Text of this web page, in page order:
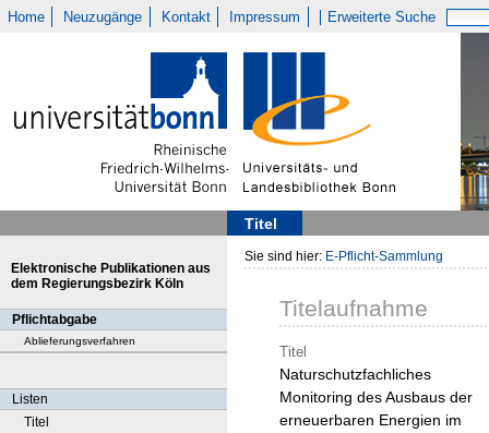
Home Neuzugänge Kontakt Impressum Erweiterte Suche
Titel
Elektronische Publikationen aus
dem Regierungsbezirk Köln
Pflichtabgabe
Ablieferungsverfahren
Listen
Titel
Sie sind hier: E-Pflicht-Sammlung
Titelaufnahme
Titel
Naturschutzfachliches
Monitoring des Ausbaus der
erneuerbaren Energien im